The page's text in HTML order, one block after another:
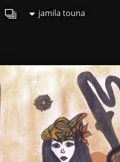
jamila touna